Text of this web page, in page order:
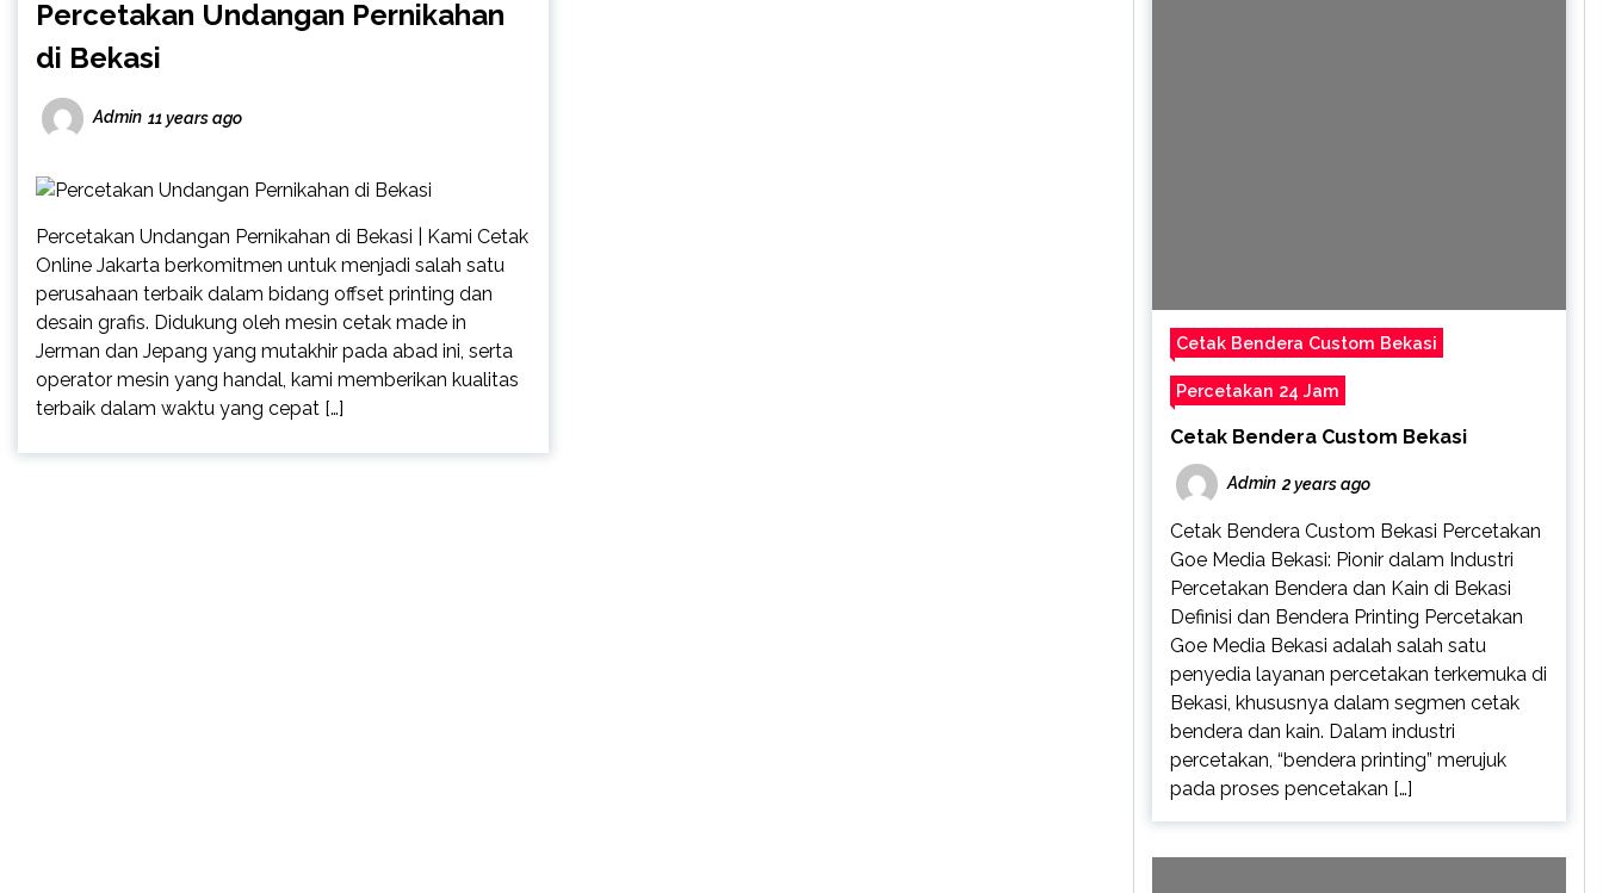
Percetakan Undangan Pernikahan
di Bekasi
Admin 11 years ago
Percetakan Undangan Pernikahan di Bekasi | Kami Cetak
Online Jakarta berkomitmen untuk menjadi salah satu
perusahaan terbaik dalam bidang offset printing dan
desain grafis. Didukung oleh mesin cetak made in
Jerman dan Jepang yang mutakhir pada abad ini, serta
operator mesin yang handal, kami memberikan kualitas
terbaik dalam waktu yang cepat […]
Cetak Bendera Custom Bekasi
Percetakan 24 Jam
Cetak Bendera Custom Bekasi
Admin 2 years ago
Cetak Bendera Custom Bekasi Percetakan
Goe Media Bekasi: Pionir dalam Industri
Percetakan Bendera dan Kain di Bekasi
Definisi dan Bendera Printing Percetakan
Goe Media Bekasi adalah salah satu
penyedia layanan percetakan terkemuka di
Bekasi, khususnya dalam segmen cetak
bendera dan kain. Dalam industri
percetakan, “bendera printing” merujuk
pada proses pencetakan […]